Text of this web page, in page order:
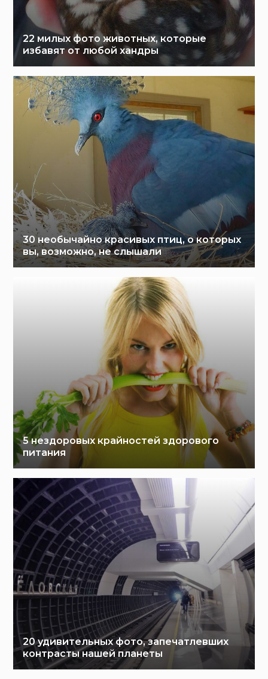
22 милых фото животных, которые
избавят от любой хандры
30 необычайно красивых птиц, о которых
вы, возможно, не слышали
5 нездоровых крайностей здорового
питания
20 удивительных фото, запечатлевших
контрасты нашей планеты